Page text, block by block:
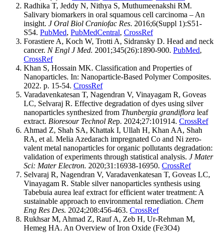
Radhika T, Jeddy N, Nithya S, Muthumeenakshi RM.
Salivary biomarkers in oral squamous cell carcinoma – An
insight. J Oral Biol Craniofac Res. 2016;6(Suppl 1):S51-
S54. PubMed, PubMedCentral, CrossRef
Forastiere A, Koch W, Trotti A, Sidransky D. Head and neck
cancer. N Engl J Med. 2001;345(26):1890-900. PubMed,
CrossRef
Khan S, Hossain MK. Classification and Properties of
Nanoparticles. In: Nanoparticle-Based Polymer Composites.
2022. p. 15-54. CrossRef
Varadavenkatesan T, Nagendran V, Vinayagam R, Goveas
LC, Selvaraj R. Effective degradation of dyes using silver
nanoparticles synthesized from Thunbergia grandiflora leaf
extract. Bioresour Technol Rep. 2024;27:101914. CrossRef
Ahmad Z, Shah SA, Khattak I, Ullah H, Khan AA, Shah
RA, et al. Melia Azedarach impregnated Co and Ni zero-
valent metal nanoparticles for organic pollutants degradation:
validation of experiments through statistical analysis. J Mater
Sci: Mater Electron. 2020;31:16938-16950. CrossRef
Selvaraj R, Nagendran V, Varadavenkatesan T, Goveas LC,
Vinayagam R. Stable silver nanoparticles synthesis using
Tabebuia aurea leaf extract for efficient water treatment: A
sustainable approach to environmental remediation. Chem
Eng Res Des. 2024;208:456-463. CrossRef
Rukhsar M, Ahmad Z, Rauf A, Zeb H, Ur-Rehman M,
Hemeg HA. An Overview of Iron Oxide (Fe3O4)